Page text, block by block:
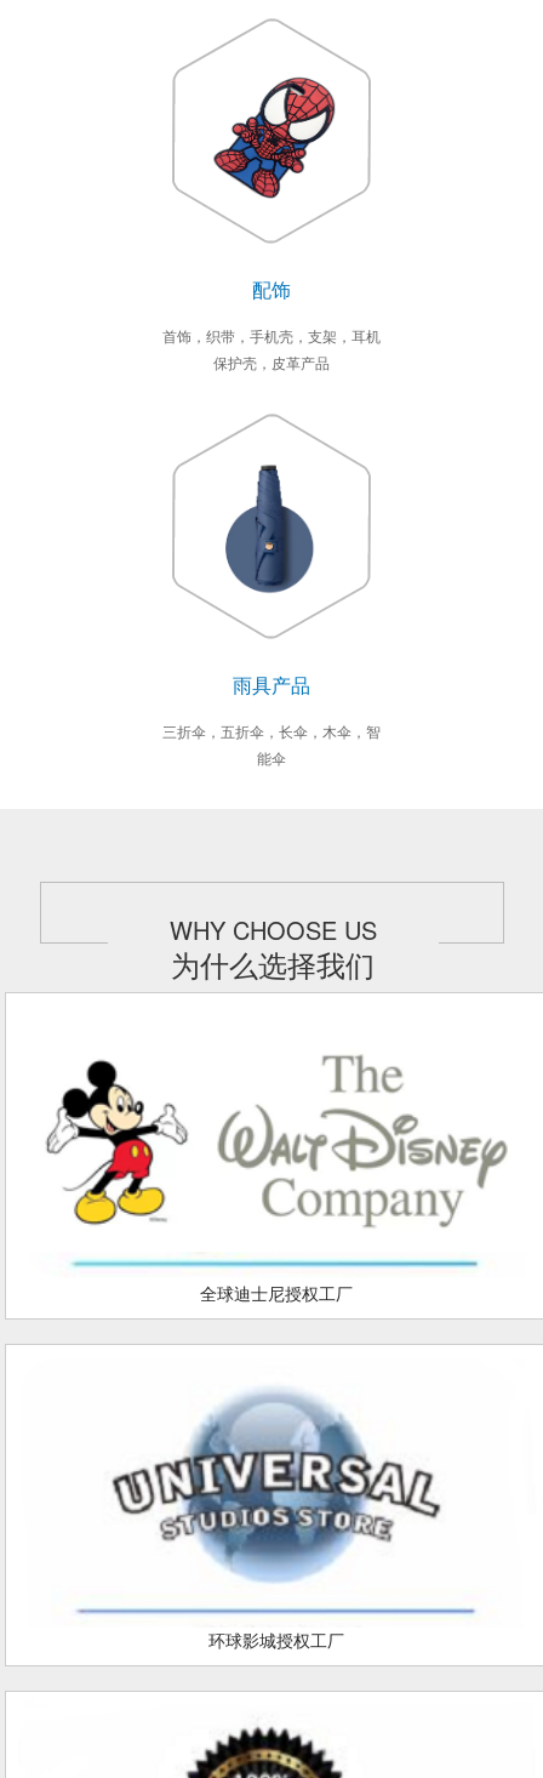
配饰
首饰，织带，手机壳，支架，耳机
保护壳，皮革产品
雨具产品
三折伞，五折伞，长伞，木伞，智
能伞
WHY CHOOSE US
为什么选择我们
全球迪士尼授权工厂
环球影城授权工厂